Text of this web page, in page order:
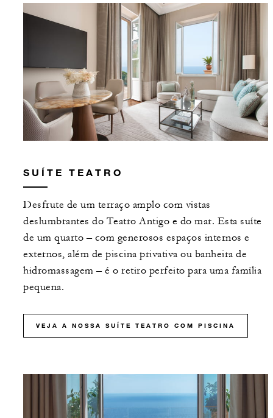
SUÍTE TEATRO
Desfrute de um terraço amplo com vistas
deslumbrantes do Teatro Antigo e do mar. Esta suíte
de um quarto – com generosos espaços internos e
externos, além de piscina privativa ou banheira de
hidromassagem – é o retiro perfeito para uma família
pequena.
VEJA A NOSSA SUÍTE TEATRO COM PISCINA